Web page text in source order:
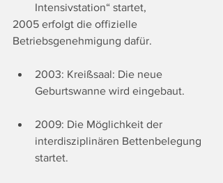
Intensivstation“ startet,
2005 erfolgt die offizielle
Betriebsgenehmigung dafür.
2003: Kreißsaal: Die neue
Geburtswanne wird eingebaut.
2009: Die Möglichkeit der
interdisziplinären Bettenbelegung
startet.